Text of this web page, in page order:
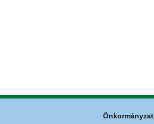
Önkormányzat